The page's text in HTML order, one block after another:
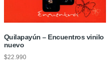
Quilapayún – Encuentros vinilo
nuevo
$22.990